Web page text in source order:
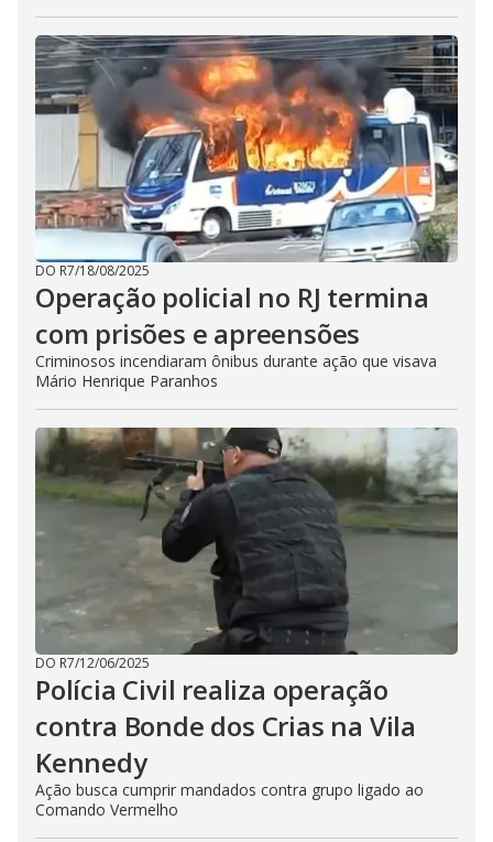
DO R7/18/08/2025
Operação policial no RJ termina
com prisões e apreensões
Criminosos incendiaram ônibus durante ação que visava
Mário Henrique Paranhos
DO R7/12/06/2025
Polícia Civil realiza operação
contra Bonde dos Crias na Vila
Kennedy
Ação busca cumprir mandados contra grupo ligado ao
Comando Vermelho